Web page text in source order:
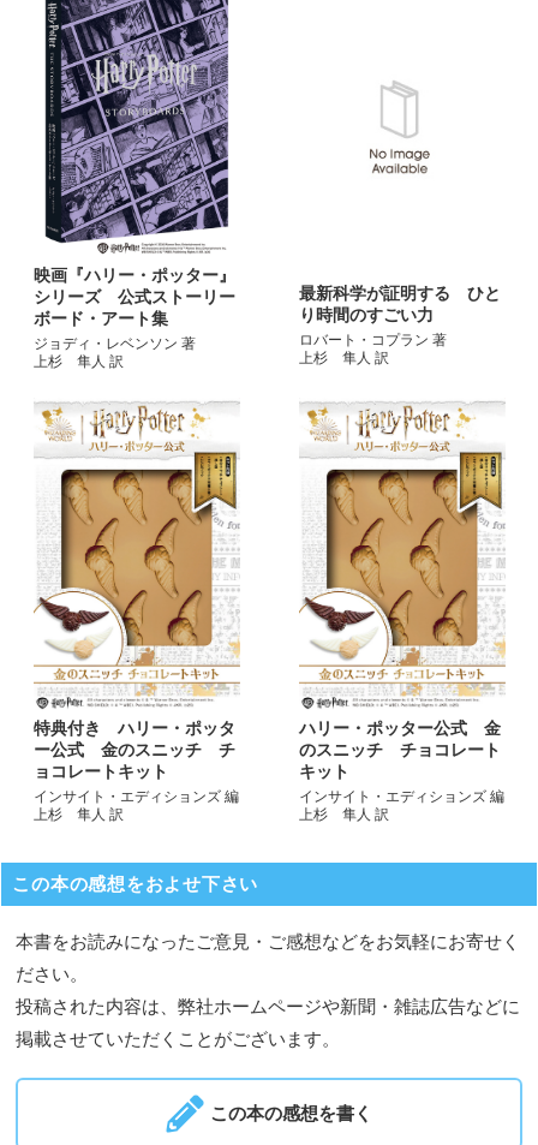
映画『ハリー・ポッター』
シリーズ 公式ストーリー
ボード・アート集
ジョディ・レベンソン 著
上杉 隼人 訳
最新科学が証明する ひと
り時間のすごい力
ロバート・コプラン 著
上杉 隼人 訳
特典付き ハリー・ポッタ
ー公式 金のスニッチ チ
ョコレートキット
インサイト・エディションズ 編
上杉 隼人 訳
ハリー・ポッター公式 金
のスニッチ チョコレート
キット
インサイト・エディションズ 編
上杉 隼人 訳
この本の感想をおよせ下さい
本書をお読みになったご意見・ご感想などをお気軽にお寄せく
ださい。
投稿された内容は、弊社ホームページや新聞・雑誌広告などに
掲載させていただくことがございます。
この本の感想を書く